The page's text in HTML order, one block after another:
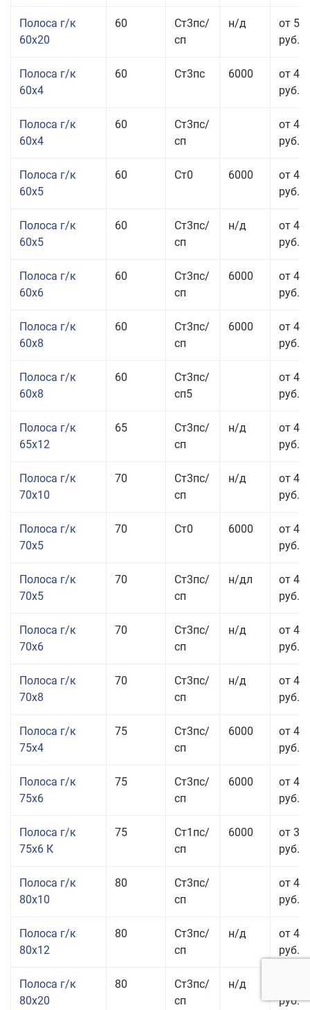
Полоса г/к
60x20
60
Ст3пс/
сп
н/д
от 53
руб.
Полоса г/к
60x4
60 Ст3пс 6000
от 45
руб.
Полоса г/к
60x4
60
Ст3пс/
сп
от 45
руб.
Полоса г/к
60x5
60 Ст0 6000
от 42
руб.
Полоса г/к
60x5
60
Ст3пс/
сп
н/д
от 42
руб.
Полоса г/к
60x6
60
Ст3пс/
сп
6000
от 42
руб.
Полоса г/к
60x8
60
Ст3пс/
сп
6000
от 42
руб.
Полоса г/к
60x8
60
Ст3пс/
сп5
от 42
руб.
Полоса г/к
65x12
65
Ст3пс/
сп
н/д
от 42
руб.
Полоса г/к
70x10
70
Ст3пс/
сп
н/д
от 42
руб.
Полоса г/к
70x5
70 Ст0 6000
от 44
руб.
Полоса г/к
70x5
70
Ст3пс/
сп
н/дл
от 44
руб.
Полоса г/к
70x6
70
Ст3пс/
сп
н/д
от 43
руб.
Полоса г/к
70x8
70
Ст3пс/
сп
н/д
от 43
руб.
Полоса г/к
75x4
75
Ст3пс/
сп
6000
от 42
руб.
Полоса г/к
75x6
75
Ст3пс/
сп
6000
от 42
руб.
Полоса г/к
75x6 К
75
Ст1пс/
сп
6000
от 35
руб.
Полоса г/к
80x10
80
Ст3пс/
сп
от 43
руб.
Полоса г/к
80x12
80
Ст3пс/
сп
н/д
от 45
руб.
Полоса г/к
80x20
80
Ст3пс/
сп
н/д
руб.